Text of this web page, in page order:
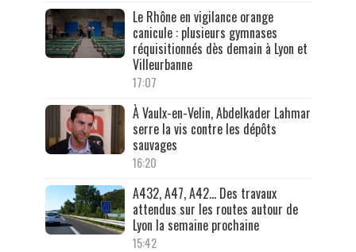
Le Rhône en vigilance orange
canicule : plusieurs gymnases
réquisitionnés dès demain à Lyon et
Villeurbanne
17:07
À Vaulx-en-Velin, Abdelkader Lahmar
serre la vis contre les dépôts
sauvages
16:20
A432, A47, A42… Des travaux
attendus sur les routes autour de
Lyon la semaine prochaine
15:42